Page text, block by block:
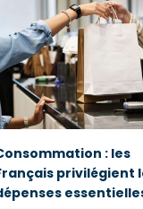
: les
privilégient